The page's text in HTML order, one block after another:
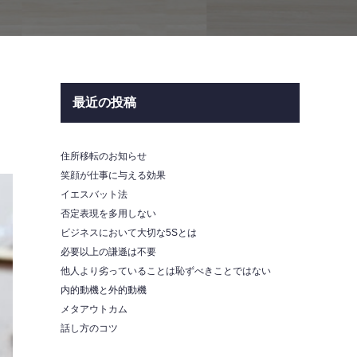
最近の投稿
住所移転のお知らせ
笑顔が仕事に与える効果
イエスバット法
否定表現を多用しない
ビジネスにおいて大切な5Sとは
必要以上の謙遜は不要
他人より劣っていることは恥ずべきことではない
内的動機と外的動機
メタアウトカム
話し方のコツ